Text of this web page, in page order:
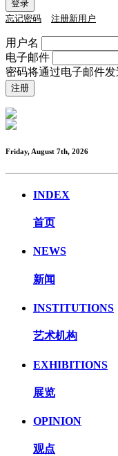
忘记密码 注册新用户
用户名
电子邮件
密码将通过电子邮件发
Friday, August 7th, 2026
INDEX
首页
NEWS
新闻
INSTITUTIONS
艺术机构
EXHIBITIONS
展览
OPINION
观点